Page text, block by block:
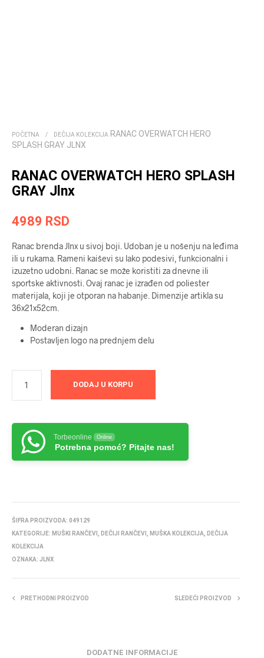
POČETNA / DEČIJA KOLEKCIJA RANAC OVERWATCH HERO
SPLASH GRAY JLNX
RANAC OVERWATCH HERO SPLASH
GRAY Jlnx
4989 RSD
Ranac brenda Jlnx u sivoj boji. Udoban je u nošenju na leđima
ili u rukama. Rameni kaiševi su lako podesivi, funkcionalni i
izuzetno udobni. Ranac se može koristiti za dnevne ili
sportske aktivnosti. Ovaj ranac je izrađen od poliester
materijala, koji je otporan na habanje. Dimenzije artikla su
36x21x52cm.
Moderan dizajn
Postavljen logo na prednjem delu
DODAJ U KORPU
Torbeonline Online
Potrebna pomoć? Pitajte nas!
ŠIFRA PROIZVODA: 049129
KATEGORIJE: MUŠKI RANČEVI DEČIJI RANČEVI MUŠKA KOLEKCIJA
DEČIJA
KOLEKCIJA
OZNAKA: JLNX
PRETHODNI PROIZVOD SLEDEĆI PROIZVOD
DODATNE INFORMACIJE